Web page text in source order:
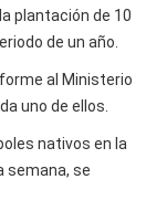
plantación de 10
de un año.
al Ministerio
uno de ellos.
nativos en la
semana, se